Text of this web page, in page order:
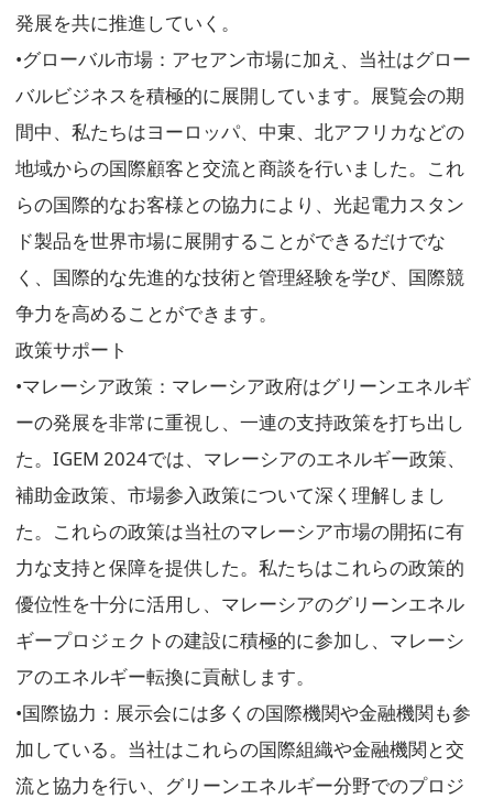
発展を共に推進していく。
•グローバル市場：アセアン市場に加え、当社はグロー
バルビジネスを積極的に展開しています。展覧会の期
間中、私たちはヨーロッパ、中東、北アフリカなどの
地域からの国際顧客と交流と商談を行いました。これ
らの国際的なお客様との協力により、光起電力スタン
ド製品を世界市場に展開することができるだけでな
く、国際的な先進的な技術と管理経験を学び、国際競
争力を高めることができます。
政策サポート
•マレーシア政策：マレーシア政府はグリーンエネルギ
ーの発展を非常に重視し、一連の支持政策を打ち出し
た。IGEM 2024では、マレーシアのエネルギー政策、
補助金政策、市場参入政策について深く理解しまし
た。これらの政策は当社のマレーシア市場の開拓に有
力な支持と保障を提供した。私たちはこれらの政策的
優位性を十分に活用し、マレーシアのグリーンエネル
ギープロジェクトの建設に積極的に参加し、マレーシ
アのエネルギー転換に貢献します。
•国際協力：展示会には多くの国際機関や金融機関も参
加している。当社はこれらの国際組織や金融機関と交
流と協力を行い、グリーンエネルギー分野でのプロジ